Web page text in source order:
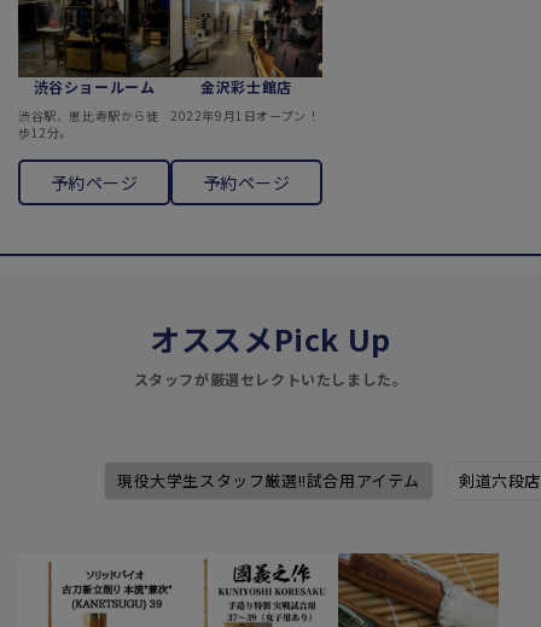
渋谷ショールーム
渋谷駅、恵比寿駅から徒
歩12分。
予約ページ
金沢彩士館店
2022年9月1日オープン！
予約ページ
オススメPick Up
スタッフが厳選セレクトいたしました。
現役大学生スタッフ厳選!!試合用アイテム 剣道六段